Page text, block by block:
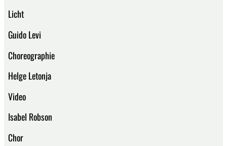
Licht
Guido Levi
Choreographie
Helge Letonja
Video
Isabel Robson
Chor